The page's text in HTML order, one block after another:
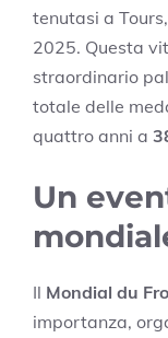
tenutasi a
2025. Questa
straordinario
totale delle
quattro anni a
Un
Il Mondial du
importanza,